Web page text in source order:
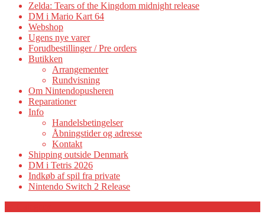
Zelda: Tears of the Kingdom midnight release
DM i Mario Kart 64
Webshop
Ugens nye varer
Forudbestillinger / Pre orders
Butikken
Arrangementer
Rundvisning
Om Nintendopusheren
Reparationer
Info
Handelsbetingelser
Åbningstider og adresse
Kontakt
Shipping outside Denmark
DM i Tetris 2026
Indkøb af spil fra private
Nintendo Switch 2 Release